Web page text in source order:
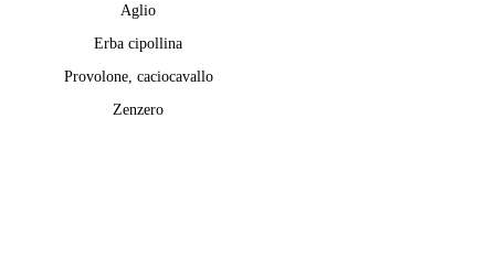
Aglio
Erba cipollina
Provolone, caciocavallo
Zenzero